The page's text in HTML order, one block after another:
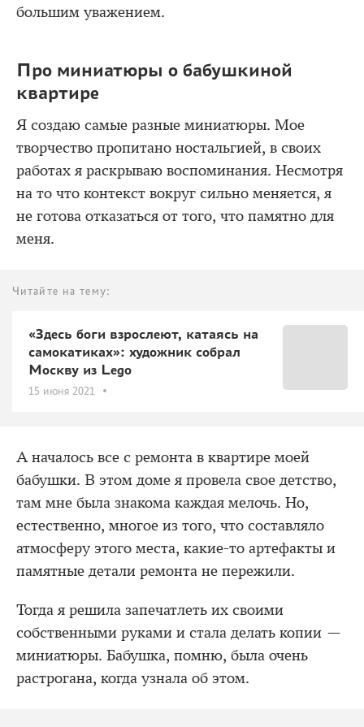
большим уважением.
Про миниатюры о бабушкиной
квартире
Я создаю самые разные миниатюры. Мое
творчество пропитано ностальгией, в своих
работах я раскрываю воспоминания. Несмотря
на то что контекст вокруг сильно меняется, я
не готова отказаться от того, что памятно для
меня.
Читайте на тему:
«Здесь боги взрослеют, катаясь на
самокатиках»: художник собрал
Москву из Lego
15 июня 2021
А началось все с ремонта в квартире моей
бабушки. В этом доме я провела свое детство,
там мне была знакома каждая мелочь. Но,
естественно, многое из того, что составляло
атмосферу этого места, какие-то артефакты и
памятные детали ремонта не пережили.
Тогда я решила запечатлеть их своими
собственными руками и стала делать копии —
миниатюры. Бабушка, помню, была очень
растрогана, когда узнала об этом.